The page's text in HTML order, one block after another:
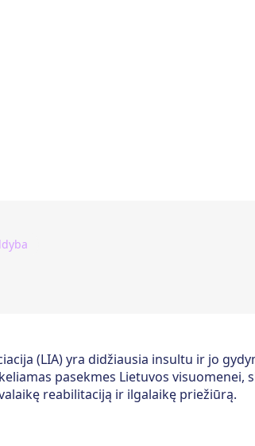
(LIA) yra didžiausia insultu ir jo
pasekmes Lietuvos
reabilitaciją ir ilgalaikę priežiūrą.